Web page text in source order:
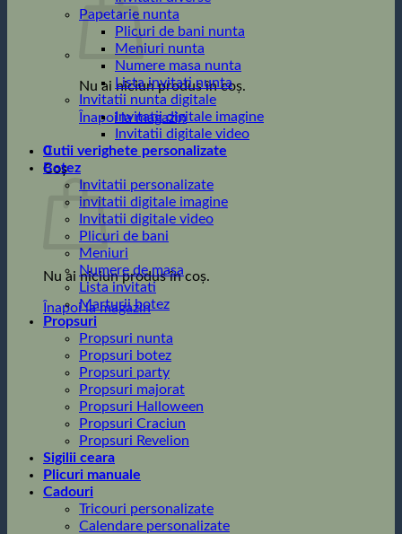
Nu ai niciun produs în coș.
Înapoi la magazin
0
Coș
Nu ai niciun produs în coș.
Înapoi la magazin
Papetarie nunta
Plicuri de bani nunta
Meniuri nunta
Numere masa nunta
Lista invitati nunta
Invitatii nunta digitale
Invitatii digitale imagine
Invitatii digitale video
Cutii verighete personalizate
Botez
Invitatii personalizate
invitatii digitale imagine
Invitatii digitale video
Plicuri de bani
Meniuri
Numere de masa
Lista invitati
Marturii botez
Propsuri
Propsuri nunta
Propsuri botez
Propsuri party
Propsuri majorat
Propsuri Halloween
Propsuri Craciun
Propsuri Revelion
Sigilii ceara
Plicuri manuale
Cadouri
Tricouri personalizate
Calendare personalizate